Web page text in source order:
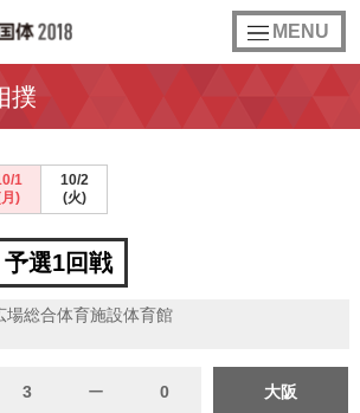
toggle
navigation
MENU
撲
1
)
10/2
(火)
選1回戦
場総合体育施設体育館
3 ー 0 大阪